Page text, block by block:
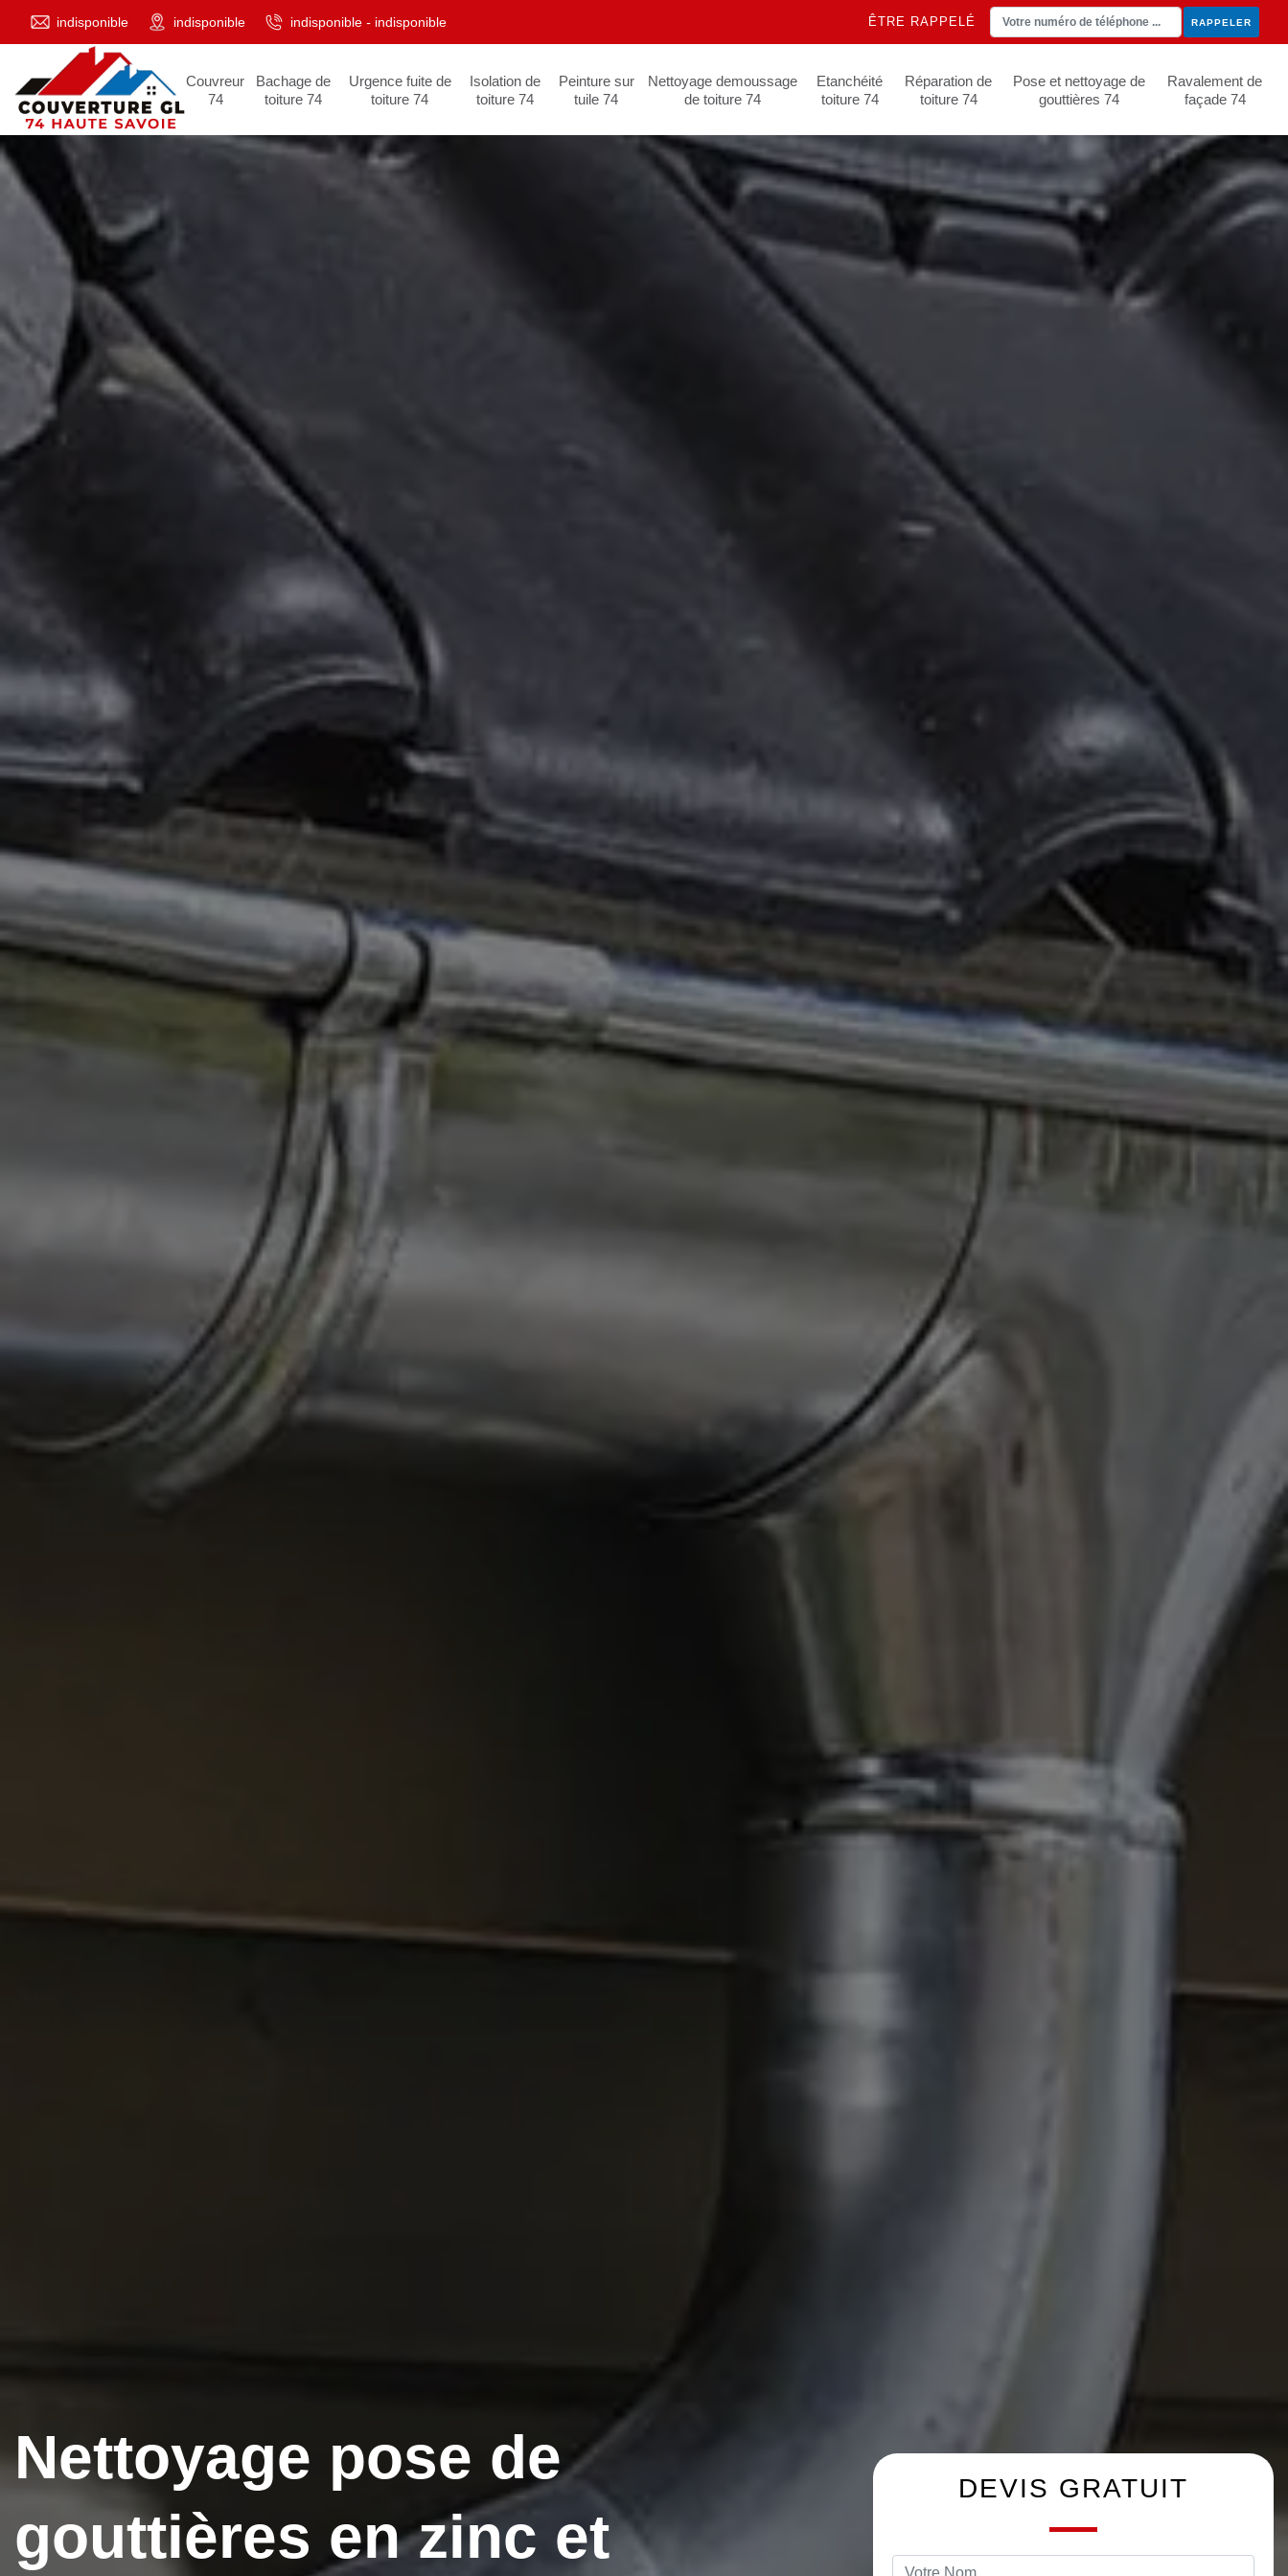
indisponible indisponible indisponible - indisponible ÊTRE RAPPELÉ
Couvreur
74
Bachage de
toiture 74
Urgence fuite de
toiture 74
Isolation de
toiture 74
Peinture sur
tuile 74
Nettoyage demoussage
de toiture 74
Etanchéité
toiture 74
Réparation de
toiture 74
Pose et nettoyage de
gouttières 74
Ravalement de
façade 74
Nettoyage pose de
gouttières en zinc et
DEVIS GRATUIT